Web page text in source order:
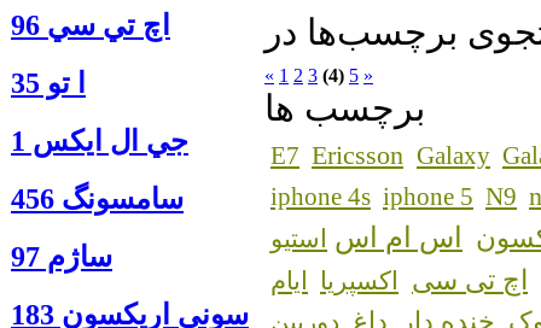
اچ تي سي 96
ا‍ تو 35
جي ال ايكس 1
سامسونگ 456
ساژم 97
سوني اريكسون 183
« 1 2 3 (4) 5 »
برچسب ها
E7 Ericsson Galaxy
iphone 4s iphone 5 N9
اس ام اس استیو
اچ تی سی اکسپریا ایام
خنده دار